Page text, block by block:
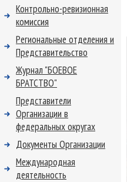
Контрольно-ревизионная
комиссия
Региональные отделения и
Представительство
Журнал "БОЕВОЕ
БРАТСТВО"
Представители
Организации в
федеральных округах
Документы Организации
Международная
деятельность